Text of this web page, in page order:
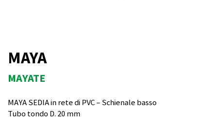
MAYA
MAYATE
MAYA SEDIA in rete di PVC – Schienale basso
Tubo tondo D. 20 mm